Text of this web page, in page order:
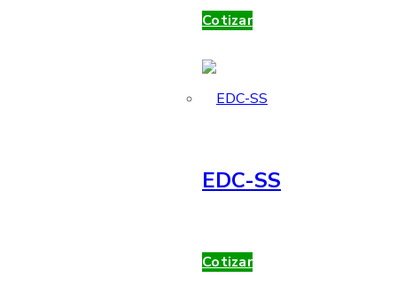
Cotizar
EDC-SS
Cotizar